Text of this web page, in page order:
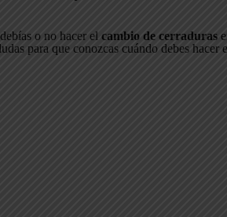
o no hacer el cambio de cerraduras
para que conozcas cuándo debes hacer